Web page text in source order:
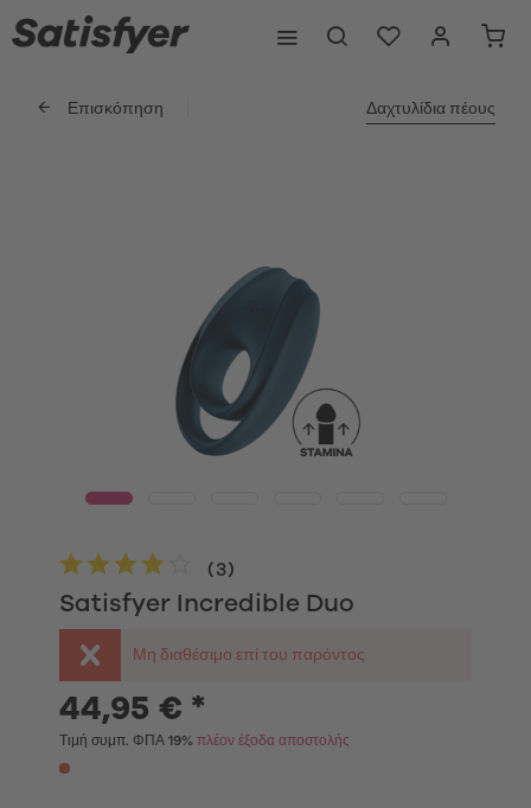
Επισκόπηση Δαχτυλίδια πέους
Satisfyer Incredible Duo
(3)
Μη διαθέσιμο επί του παρόντος
44,95 € *
Τιμή συμπ. ΦΠΑ 19% πλέον έξοδα αποστολής